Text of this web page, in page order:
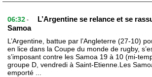
06:32 -
L’Argentine se relance et se
Samoa
L’Argentine, battue par l’Angleterre (27-10)
en lice dans la Coupe du monde de rugby,
s’imposant contre les Samoa 19 à 10 (mi-
groupe D, vendredi à Saint-Etienne.Les
emporté ...